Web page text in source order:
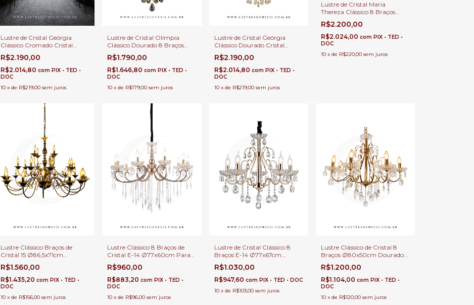
Lustre de Cristal Geórgia
Clássico Cromado Cristal
Transparente 8 Braços para
Sala de Jantar e Quartos
Suites
R$2.190,00
R$2.014,80 com PIX • TED •
DOC
10 x de R$219,00 sem juros
Lustre de Cristal Olímpia
Clássico Dourado 8 Braços
para Casas com Pé Direito
Duplo e Buffet
R$1.790,00
R$1.646,80com PIX • TED •
DOC
10 xde R$179,00 sem juros
Lustre de Cristal Geórgia
Clássico Dourado Cristal
Âmbar 8 Braços para Casas
com Sala de Jantar e Quartos
R$2.190,00
R$2.014,80 com PIX • TED •
DOC
10 x de R$219,00 sem juros
Lustre de Cristal Maria
Thereza Clássico 8 Braços
para Casas com Pé Direito
Duplo e Buffet
R$2.200,00
R$2.024,00 com PIX • TED •
DOC
10 x de R$220,00 sem juros
Lustre Clássico Braços de
Cristal 15 Ø86,5x71cm
Lâmpadas E-14 Para Pé
Direito Duplo e Sala de Jantar
R$1.560,00
R$1.435,20 com PIX • TED •
DOC
10 x de R$156,00 sem juros
Lustre Clássico 8 Braços de
Cristal E-14 Ø77x60cm Para
Pé Direito Duplo e Sala de
Jantar
R$960,00
R$883,20com PIX • TED •
DOC
10 xde R$96,00 sem juros
Lustre de Cristal Clássico 8
Braços E-14 Ø77x67cm
Dourado Para Pé Direito
Duplo e Sala de Jantar
R$1.030,00
R$947,60 com PIX • TED • DOC
10 x de R$103,00 sem juros
Lustre Clássico de Cristal 8
Braços Ø80x50cm Dourado
Lâmpadas E-14 Para Pé
Direito Duplo e Sala de Jantar
R$1.200,00
R$1.104,00 com PIX • TED •
DOC
10 x de R$120,00 sem juros